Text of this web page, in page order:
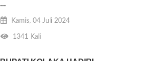
...
Kamis, 04 Juli 2024
1341 Kali